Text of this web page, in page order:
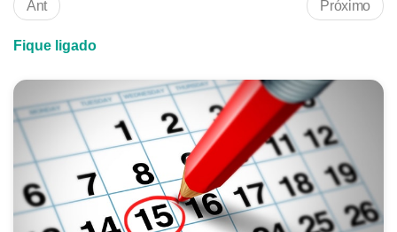
Ant Próximo
Fique ligado